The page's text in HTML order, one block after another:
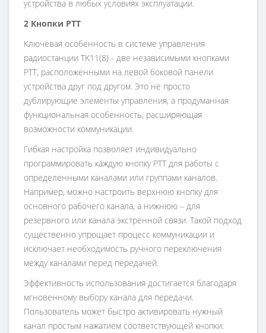
устройства в любых условиях эксплуатации.
2 Кнопки PTT
Ключевая особенность в системе управления
радиостанции TK11(8) - две независимыми кнопками
PTT, расположенными на левой боковой панели
устройства друг под другом. Это не просто
дублирующие элементы управления, а продуманная
функциональная особенность, расширяющая
возможности коммуникации.
Гибкая настройка позволяет индивидуально
программировать каждую кнопку PTT для работы с
определенными каналами или группами каналов.
Например, можно настроить верхнюю кнопку для
основного рабочего канала, а нижнюю – для
резервного или канала экстренной связи. Такой подход
существенно упрощает процесс коммуникации и
исключает необходимость ручного переключения
между каналами перед передачей.
Эффективность использования достигается благодаря
мгновенному выбору канала для передачи.
Пользователь может быстро активировать нужный
канал простым нажатием соответствующей кнопки: